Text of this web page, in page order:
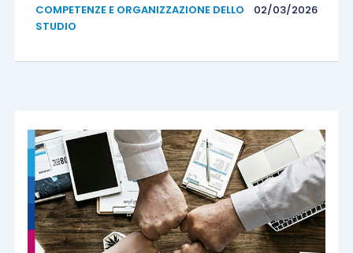
COMPETENZE E ORGANIZZAZIONE DELLO
STUDIO
02/03/2026